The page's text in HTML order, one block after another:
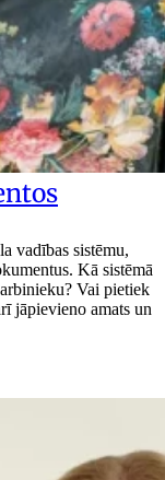
vadības sistēmu,
Kā sistēmā
Vai pietiek
jāpievieno amats un